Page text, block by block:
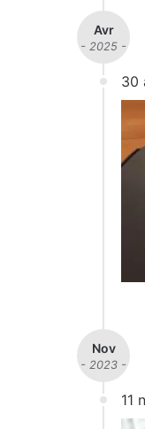
Avr
- 2025 -
30
Nov
- 2023 -
11